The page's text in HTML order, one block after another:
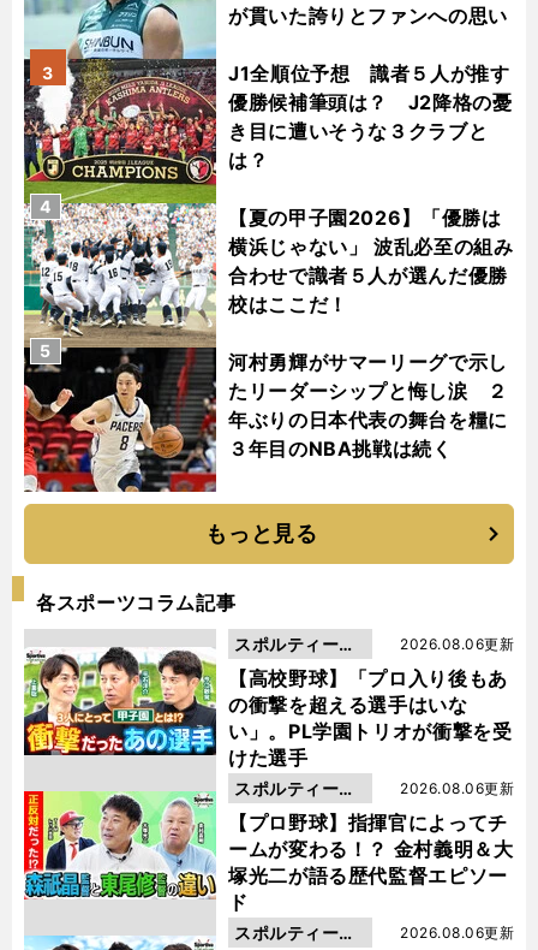
が貫いた誇りとファンへの思い
J1全順位予想 識者５人が推す
優勝候補筆頭は？ J2降格の憂
き目に遭いそうな３クラブと
は？
3
【夏の甲子園2026】「優勝は
横浜じゃない」 波乱必至の組み
合わせで識者５人が選んだ優勝
校はここだ！
4
河村勇輝がサマーリーグで示し
たリーダーシップと悔し涙 ２
年ぶりの日本代表の舞台を糧に
３年目のNBA挑戦は続く
5
もっと見る
各スポーツコラム記事
【高校野球】「プロ入り後もあ
の衝撃を超える選手はいな
い」。PL学園トリオが衝撃を受
けた選手
2026.08.06更新
スポルティーバ
動画
【プロ野球】指揮官によってチ
ームが変わる！？ 金村義明＆大
塚光二が語る歴代監督エピソー
ド
2026.08.06更新
スポルティーバ
動画
2026.08.06更新
スポルティーバ